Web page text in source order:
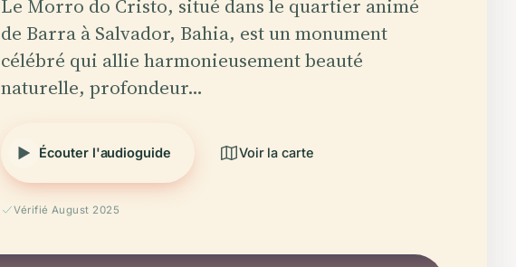
Le Morro do Cristo, situé dans le quartier animé
de Barra à Salvador, Bahia, est un monument
célébré qui allie harmonieusement beauté
naturelle, profondeur…
Écouter l'audioguide Voir la carte
Vérifié August 2025